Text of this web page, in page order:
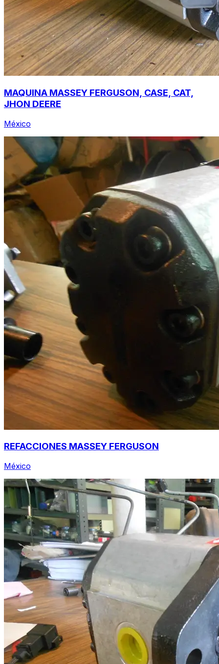
MAQUINA MASSEY FERGUSON, CASE, CAT,
JHON DEERE
México
REFACCIONES MASSEY FERGUSON
México